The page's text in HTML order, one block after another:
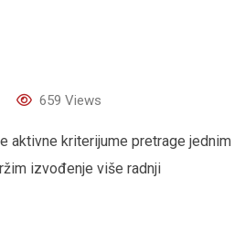
659 Views
aktivne kriterijume pretrage jednim
izvođenje više radnji